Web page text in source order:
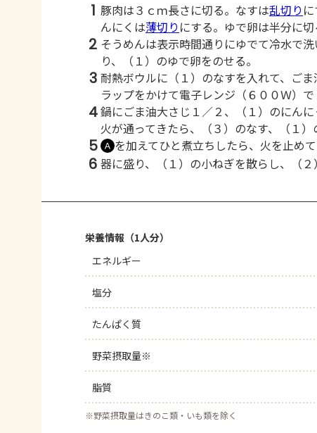
1 豚肉は３ｃｍ長さに切る。なすは乱切り
んにくは薄切り にする。ゆで卵は半分に切
2 そうめんは表示時間通りにゆでて冷水で
り、（１）のゆで卵をのせる。
3 耐熱ボウルに（１）のなすを入れて、ご
ラップをかけて電子レンジ（６００Ｗ）で
4鍋にごま油大さじ１／２、（１）のにん
火が通ってきたら、（３）のなす、（１）
5 Ａ を加えてひと煮立ちしたら、火を止め
6 器に盛り、（１）の小ねぎを散らし、（２
栄養情報（1人分）
エネルギー
塩分
たんぱく質
野菜摂取量※
脂質
※野菜摂取量はきのこ類・いも類を除く